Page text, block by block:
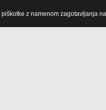
z namenom zagotavljanja